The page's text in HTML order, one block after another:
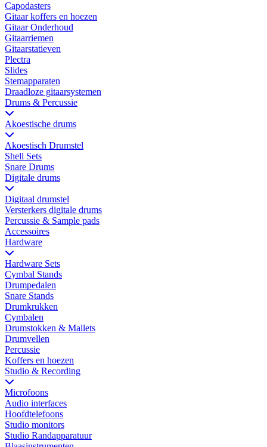
Capodasters
Gitaar koffers en hoezen
Gitaar Onderhoud
Gitaarriemen
Gitaarstatieven
Plectra
Slides
Stemapparaten
Draadloze gitaarsystemen
Drums & Percussie
Akoestische drums
Akoestisch Drumstel
Shell Sets
Snare Drums
Digitale drums
Digitaal drumstel
Versterkers digitale drums
Percussie & Sample pads
Accessoires
Hardware
Hardware Sets
Cymbal Stands
Drumpedalen
Snare Stands
Drumkrukken
Cymbalen
Drumstokken & Mallets
Drumvellen
Percussie
Koffers en hoezen
Studio & Recording
Microfoons
Audio interfaces
Hoofdtelefoons
Studio monitors
Studio Randapparatuur